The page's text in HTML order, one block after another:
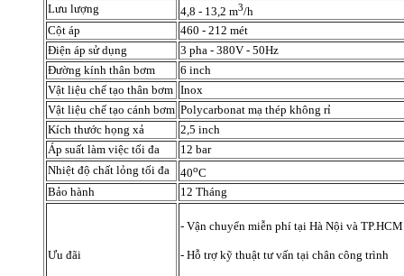
Lưu lượng
4,8 - 13,2 m3/h
Cột áp
460 - 212 mét
Điện áp sử dụng
3 pha - 380V - 50Hz
Đường kính thân bơm
6 inch
Vật liệu chế tạo thân bơm Inox
Vật liệu chế tạo cánh bơm Polycarbonat mạ thép không rỉ
Kích thước họng xả
2,5 inch
Áp suất làm việc tối đa
12 bar
Nhiệt độ chất lỏng tối đa
40oC
Bảo hành
12 Tháng
Ưu đãi
- Vận chuyển miễn phí tại Hà Nội và TP.HCM
- Hỗ trợ kỹ thuật tư vấn tại chân công trình